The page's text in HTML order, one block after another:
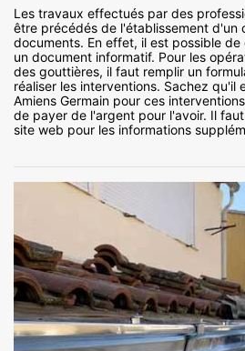
Les travaux effectués par des
être précédés de l'établissement d'un
documents. En effet, il est possible
un document informatif. Pour les
des gouttières, il faut remplir un
réaliser les interventions. Sachez qu'il
Amiens Germain pour ces
de payer de l'argent pour l'avoir. Il
site web pour les informations